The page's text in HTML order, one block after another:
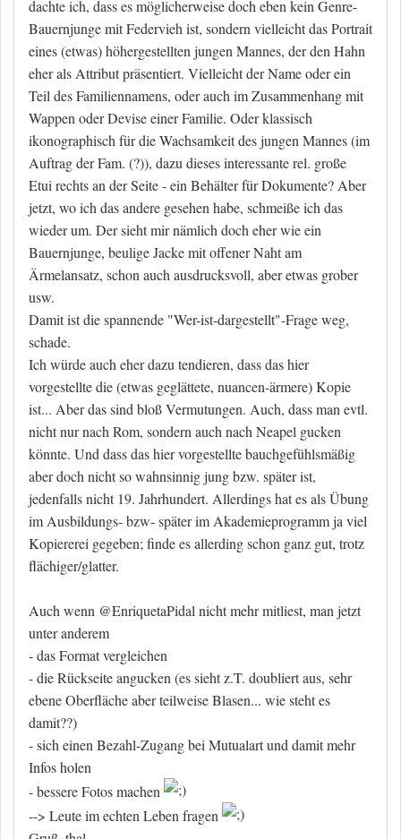
dachte ich, dass es möglicherweise doch eben kein Genre-
Bauernjunge mit Federvieh ist, sondern vielleicht das Portrait
eines (etwas) höhergestellten jungen Mannes, der den Hahn
eher als Attribut präsentiert. Vielleicht der Name oder ein
Teil des Familiennamens, oder auch im Zusammenhang mit
Wappen oder Devise einer Familie. Oder klassisch
ikonographisch für die Wachsamkeit des jungen Mannes (im
Auftrag der Fam. (?)), dazu dieses interessante rel. große
Etui rechts an der Seite - ein Behälter für Dokumente? Aber
jetzt, wo ich das andere gesehen habe, schmeiße ich das
wieder um. Der sieht mir nämlich doch eher wie ein
Bauernjunge, beulige Jacke mit offener Naht am
Ärmelansatz, schon auch ausdrucksvoll, aber etwas grober
usw.
Damit ist die spannende "Wer-ist-dargestellt"-Frage weg,
schade.
Ich würde auch eher dazu tendieren, dass das hier
vorgestellte die (etwas geglättete, nuancen-ärmere) Kopie
ist... Aber das sind bloß Vermutungen. Auch, dass man evtl.
nicht nur nach Rom, sondern auch nach Neapel gucken
könnte. Und dass das hier vorgestellte bauchgefühlsmäßig
aber doch nicht so wahnsinnig jung bzw. später ist,
jedenfalls nicht 19. Jahrhundert. Allerdings hat es als Übung
im Ausbildungs- bzw- später im Akademieprogramm ja viel
Kopiererei gegeben; finde es allerding schon ganz gut, trotz
flächiger/glatter.
Auch wenn @EnriquetaPidal nicht mehr mitliest, man jetzt
unter anderem
- das Format vergleichen
- die Rückseite angucken (es sieht z.T. doubliert aus, sehr
ebene Oberfläche aber teilweise Blasen... wie steht es
damit??)
- sich einen Bezahl-Zugang bei Mutualart und damit mehr
Infos holen
- bessere Fotos machen
--> Leute im echten Leben fragen